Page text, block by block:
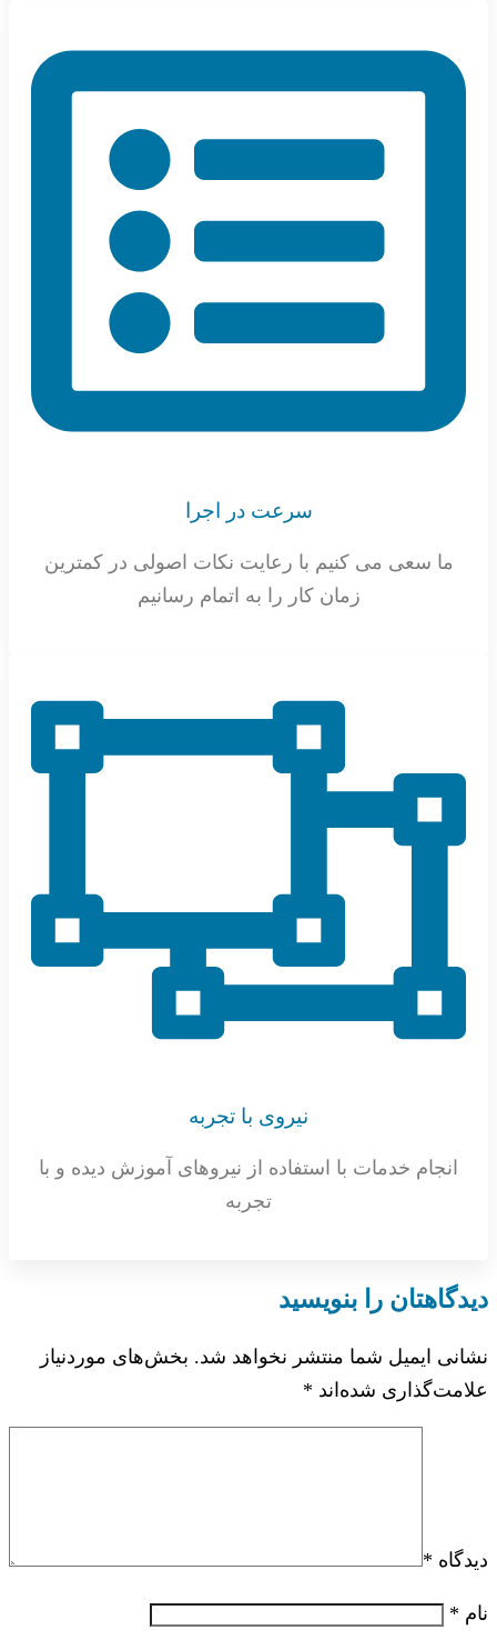
سرعت در اجرا
ما سعی می کنیم با رعایت نکات اصولی در کمترین
زمان کار را به اتمام رسانیم
نیروی با تجربه
انجام خدمات با استفاده از نیروهای آموزش دیده و با
تجربه
دیدگاهتان را بنویسید
نشانی ایمیل شما منتشر نخواهد شد. بخش‌های موردنیاز
علامت‌گذاری شده‌اند *
دیدگاه *
نام *